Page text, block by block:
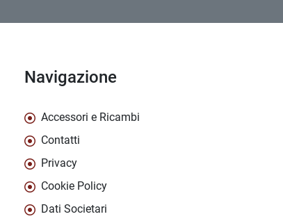
Navigazione
Accessori e Ricambi
Contatti
Privacy
Cookie Policy
Dati Societari